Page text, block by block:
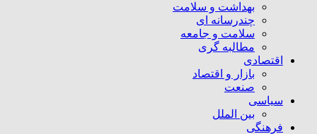
بهداشت و سلامت
چندرسانه ای
سلامت و جامعه
مطالبه گری
اقتصادی
بازار و اقتصاد
صنعت
سیاسی
بین الملل
فرهنگی